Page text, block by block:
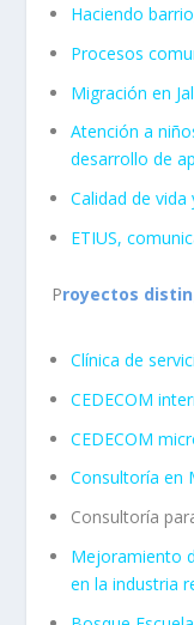
Haciendo
Procesos
Migración en
Atención a
desarrollo de
Calidad de
ETIUS,
Proyectos
Clínica de
CEDECOM
CEDECOM
Consultoría en
Consultoría
Mejoramiento
en la industria